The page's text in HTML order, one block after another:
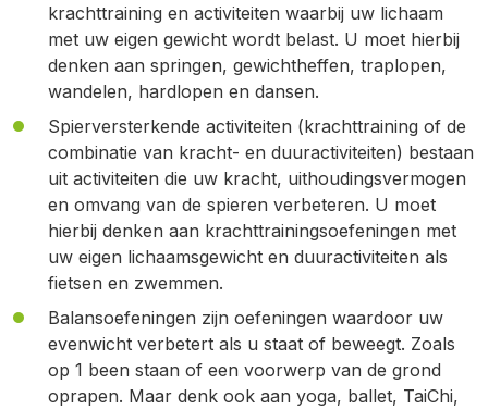
krachttraining en activiteiten waarbij uw lichaam
met uw eigen gewicht wordt belast. U moet hierbij
denken aan springen, gewichtheffen, traplopen,
wandelen, hardlopen en dansen.
Spierversterkende activiteiten (krachttraining of de
combinatie van kracht- en duuractiviteiten) bestaan
uit activiteiten die uw kracht, uithoudingsvermogen
en omvang van de spieren verbeteren. U moet
hierbij denken aan krachttrainingsoefeningen met
uw eigen lichaamsgewicht en duuractiviteiten als
fietsen en zwemmen.
Balansoefeningen zijn oefeningen waardoor uw
evenwicht verbetert als u staat of beweegt. Zoals
op 1 been staan of een voorwerp van de grond
oprapen. Maar denk ook aan yoga, ballet, TaiChi,